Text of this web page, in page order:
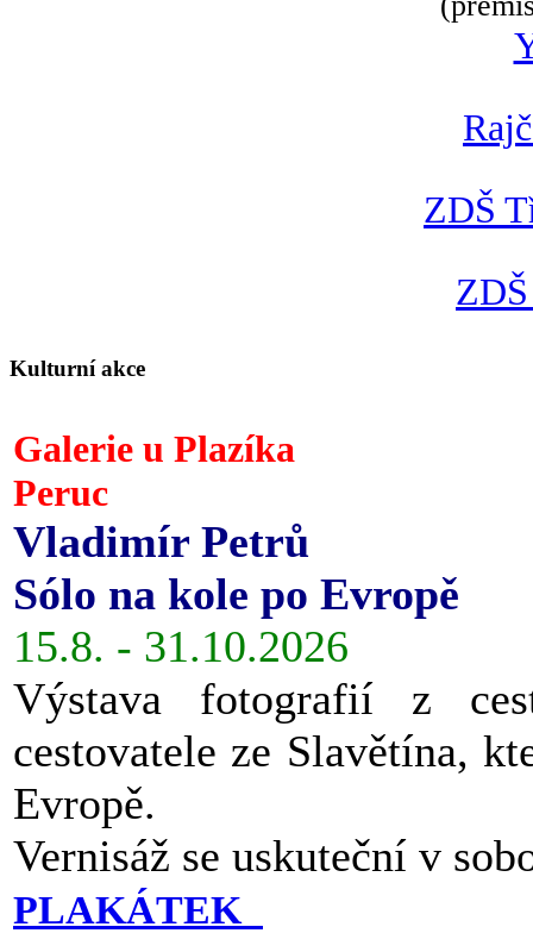
ZDŠ
Kulturní akce
Galerie u Plazíka
Peruc
Vladimír Petrů
Sólo na kole po Evropě
15.8. - 31.10.2026
Výstava fotografií z
cestovatele ze Slavětína,
Evropě.
Vernisáž se uskuteční v
PLAKÁTEK